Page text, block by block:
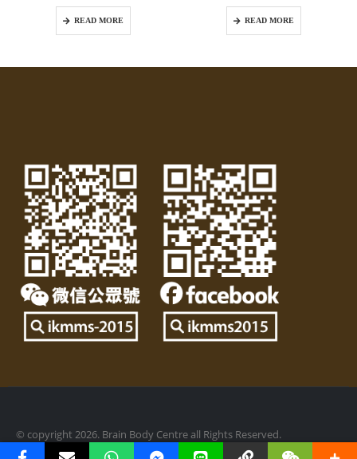
READ MORE READ MORE
© copyright 2026. Brain Body Centre all Rights Reserved.